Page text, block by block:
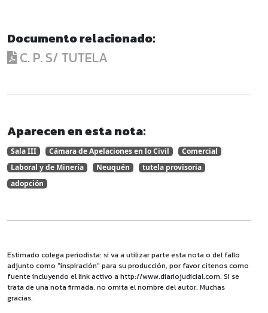
Documento relacionado:
C. P. S/ TUTELA
Aparecen en esta nota:
Sala III Cámara de Apelaciones en lo Civil
Comercial
Laboral y de Minería
Neuquén
tutela provisoria
adopción
Estimado colega periodista: si va a utilizar parte esta nota o del fallo
adjunto como "inspiración" para su producción, por favor cítenos como
fuente incluyendo el link activo a http://www.diariojudicial.com. Si se
trata de una nota firmada, no omita el nombre del autor. Muchas
gracias.